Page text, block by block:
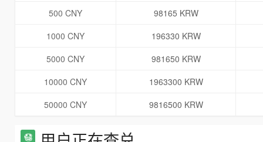
500 CNY
98165 KRW
1000 CNY
196330 KRW
5000 CNY
981650 KRW
10000 CNY
1963300 KRW
50000 CNY
9816500 KRW